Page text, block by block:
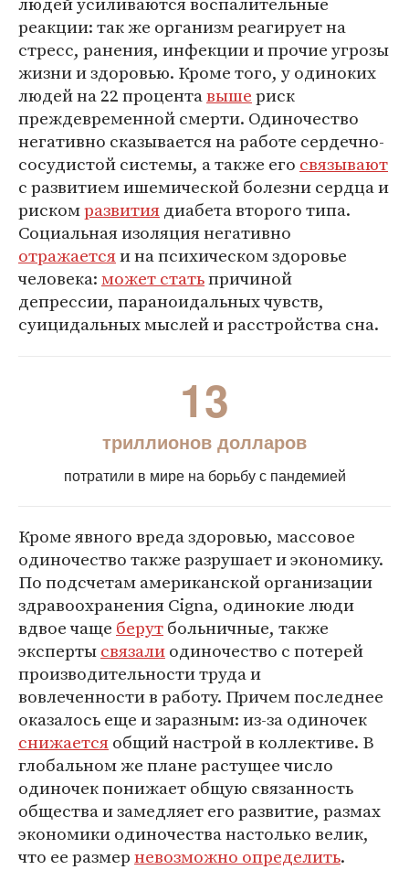
реакции: так же организм реагирует на
стресс, ранения, инфекции и прочие угрозы
жизни и здоровью. Кроме того, у одиноких
людей на 22 процентавышериск
преждевременной смерти. Одиночество
негативно сказывается на работе сердечно-
сосудистой системы, а также его связывают
с развитием ишемической болезни сердца и
рискомразвитиядиабета второго типа.
Социальная изоляция негативно
отражаетсяи на психическом здоровье
человека:может статьпричиной
депрессии, параноидальных чувств,
суицидальных мыслей и расстройства сна.
13
триллионов долларов
потратили в мире на борьбу с пандемией
Кроме явного вреда здоровью, массовое
одиночество также разрушает и экономику.
По подсчетам американской организации
здравоохранения Cigna, одинокие люди
вдвое чаще берутбольничные, также
экспертысвязалиодиночество с потерей
производительности труда и
вовлеченности в работу. Причем последнее
оказалось еще и заразным: из-за одиночек
снижаетсяобщий настрой в коллективе. В
глобальном же плане растущее число
одиночек понижает общую связанность
общества и замедляет его развитие, размах
экономики одиночества настолько велик,
что ее размерневозможно определить.